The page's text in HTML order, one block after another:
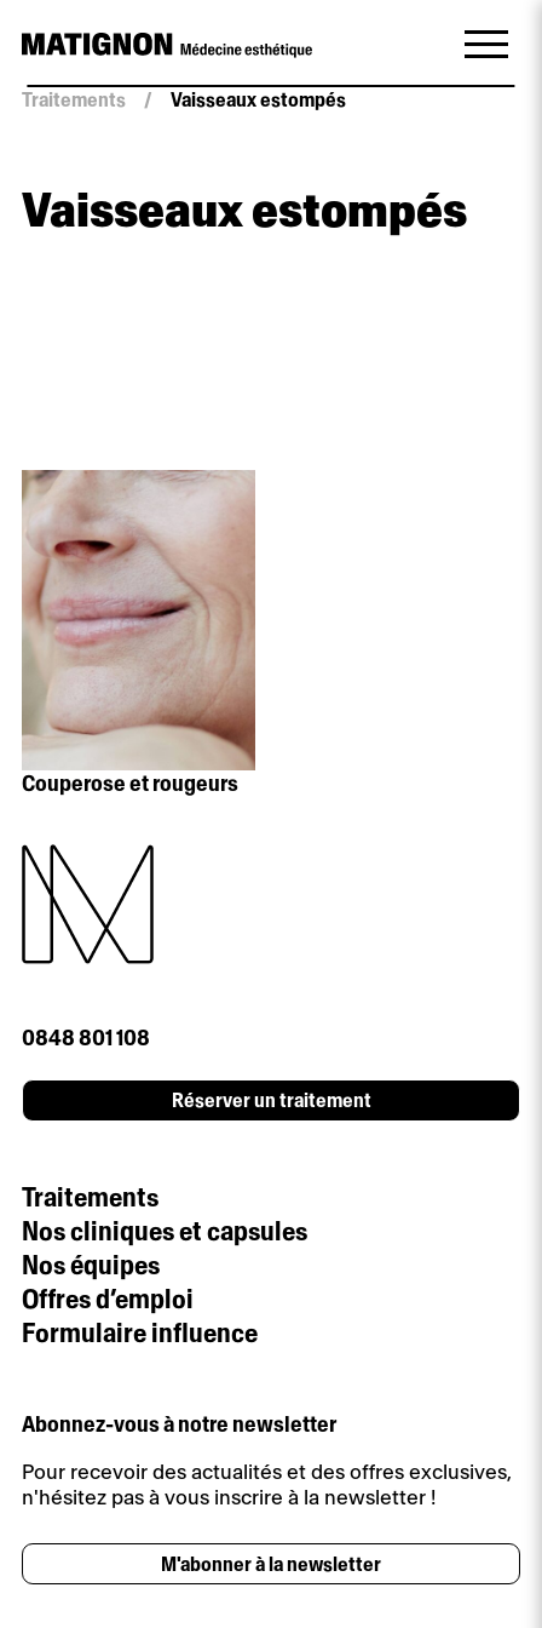
Traitements / Vaisseaux estompés
Vaisseaux estompés
Couperose et rougeurs
0848 801 108
Réserver un traitement
Traitements
Nos cliniques et capsules
Nos équipes
Offres d’emploi
Formulaire influence
Abonnez-vous à notre newsletter
Pour recevoir des actualités et des offres exclusives,
n'hésitez pas à vous inscrire à la newsletter !
M'abonner à la newsletter